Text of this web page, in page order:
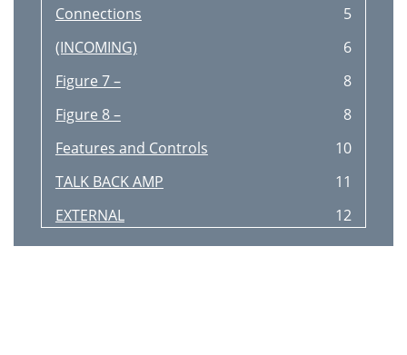
Connections
5
(INCOMING)
6
Figure 7 –
8
Figure 8 –
8
Features and Controls
10
TALK BACK AMP
11
EXTERNAL
12
24V RELAY
12